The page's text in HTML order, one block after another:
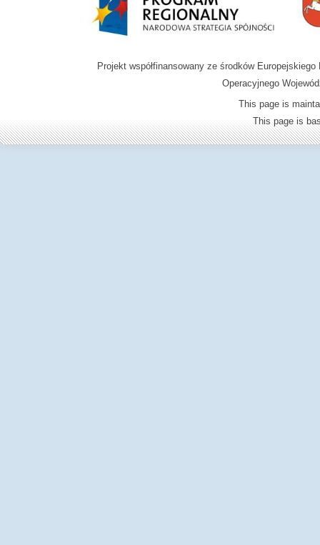
Projekt współfinansowany ze środków
Operacyjnego
This page is
This page is